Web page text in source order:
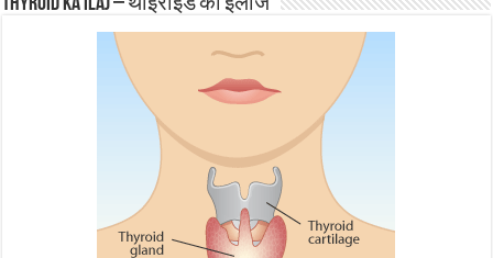
Thyroid ka ilaj – थाइरोइड का इलाज